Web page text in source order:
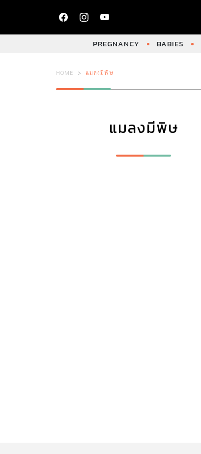
PREGNANCY BABIES
HOME แมลงมีพิษ
แมลงมีพิษ